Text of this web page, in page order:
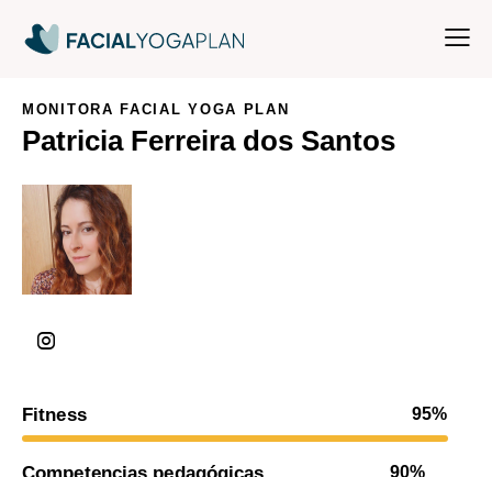
MONITORA FACIAL YOGA PLAN
Patricia Ferreira dos Santos
Fitness 95%
Competencias pedagógicas 90%